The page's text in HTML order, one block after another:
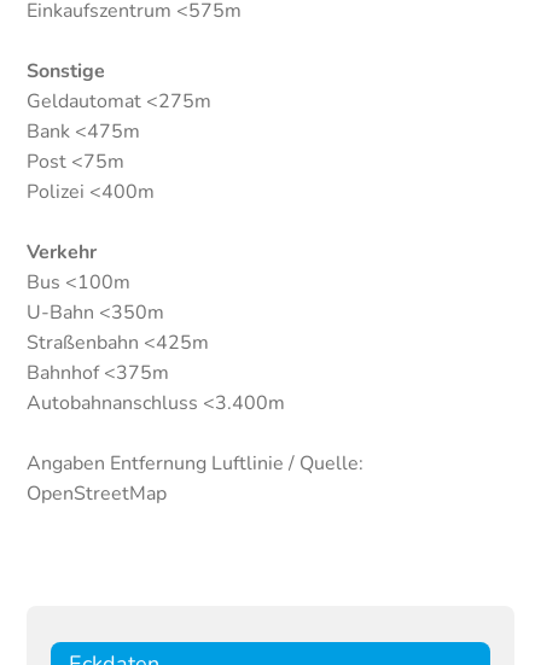
Einkaufszentrum <575m
Sonstige
Geldautomat <275m
Bank <475m
Post <75m
Polizei <400m
Verkehr
Bus <100m
U-Bahn <350m
Straßenbahn <425m
Bahnhof <375m
Autobahnanschluss <3.400m
Angaben Entfernung Luftlinie / Quelle:
OpenStreetMap